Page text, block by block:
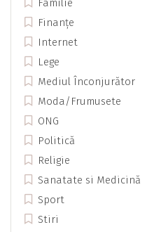
Familie
Finanțe
Internet
Lege
Mediul Înconjurător
Moda/Frumusete
ONG
Politică
Religie
Sanatate si Medicină
Sport
Stiri